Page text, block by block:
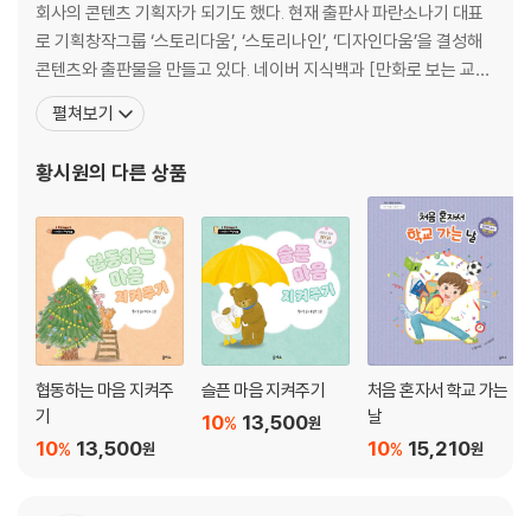
회사의 콘텐츠 기획자가 되기도 했다. 현재 출판사 파란소나기 대표
로 기획창작그룹 ‘스토리다움’, ‘스토리나인’, ‘디자인다움’을 결성해
콘텐츠와 출판물을 만들고 있다. 네이버 지식백과 [만화로 보는 교과
서 인물] 연재, 쥬니버와 아울북 인터랙티브 [동화 만들기] 콘텐츠를
만들었으며 쓴 책으로는 『나는 커서 뭐가 될까?』, 『김정호와 함께 지
상자 50인의 특강』, 『마법천자문 속
펼쳐보기
황시원의 다른 상품
협동하는 마음 지켜주
기
13,500원
10%
슬픈 마음 지켜주기
13,500원
10%
처음 혼자서 학교 가는
날
15,210원
10%